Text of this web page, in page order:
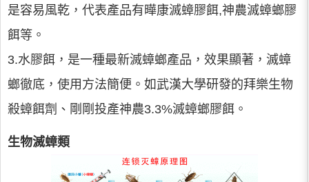
是容易風乾，代表產品有曄康滅蟑膠餌,神農滅蟑螂膠
餌等。
3.水膠餌，是一種最新滅蟑螂產品，效果顯著，滅蟑
螂徹底，使用方法簡便。如武漢大學研發的拜樂生物
殺蟑餌劑、剛剛投產神農3.3%滅蟑螂膠餌。
生物滅蟑類